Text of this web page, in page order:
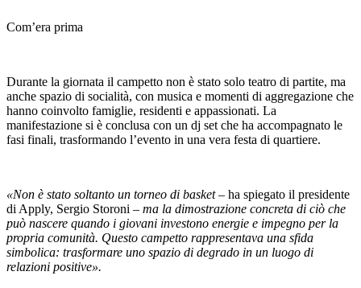
Com’era prima
Durante la giornata il campetto non è stato solo teatro di partite, ma
anche spazio di socialità, con musica e momenti di aggregazione che
hanno coinvolto famiglie, residenti e appassionati. La
manifestazione si è conclusa con un dj set che ha accompagnato le
fasi finali, trasformando l’evento in una vera festa di quartiere.
«Non è stato soltanto un torneo di basket– ha spiegato il presidente
di Apply, Sergio Storoni – ma la dimostrazione concreta di ciò che
può nascere quando i giovani investono energie e impegno per la
propria comunità. Questo campetto rappresentava una sfida
simbolica: trasformare uno spazio di degrado in un luogo di
relazioni positive».